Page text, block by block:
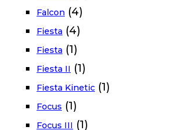
Falcon (4)
Fiesta (4)
Fiesta (1)
Fiesta II (1)
Fiesta Kinetic (1)
Focus (1)
Focus III (1)